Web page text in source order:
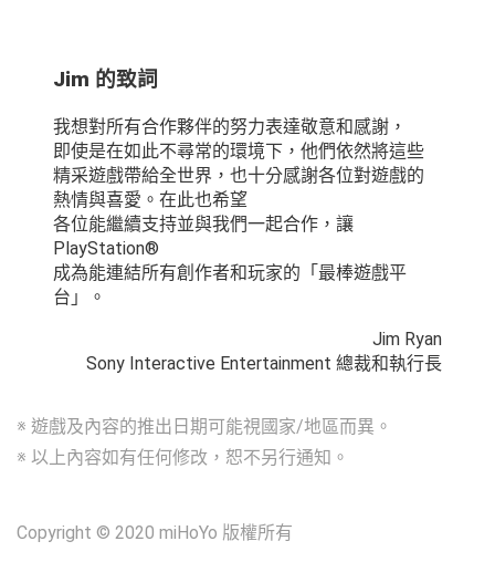
Jim 的致詞
我想對所有合作夥伴的努力表達敬意和感謝，
即使是在如此不尋常的環境下，他們依然將這些
精采遊戲帶給全世界，也十分感謝各位對遊戲的
熱情與喜愛。在此也希望
各位能繼續支持並與我們一起合作，讓
PlayStation®
成為能連結所有創作者和玩家的「最棒遊戲平
台」。
Jim Ryan
Sony Interactive Entertainment 總裁和執行長
※ 遊戲及內容的推出日期可能視國家/地區而異。
※ 以上內容如有任何修改，恕不另行通知。
Copyright © 2020 miHoYo 版權所有